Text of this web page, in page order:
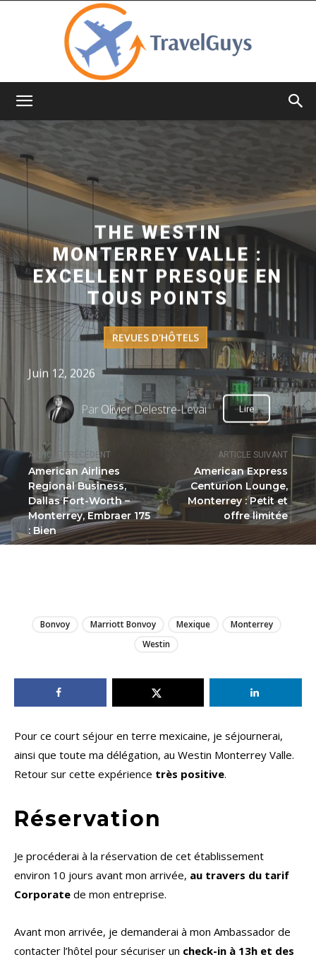
ARTICLE PRÉCÉDENT
American Airlines
Regional Business,
Dallas Fort-Worth –
Monterrey, Embraer 175
: Bien
ARTICLE SUIVANT
American Express
Centurion Lounge,
Monterrey : Petit et
offre limitée
THE WESTIN
MONTERREY VALLE :
EXCELLENT PRESQUE EN
TOUS POINTS
REVUES D'HÔTELS
Juin 12, 2026
ParOlivier Delestre-Levai Lire
Bonvoy Marriott Bonvoy Mexique
Monterrey
Westin
Pour ce court séjour en terre mexicaine, je séjournerai,
ainsi que toute ma délégation, au Westin Monterrey Valle.
Retour sur cette expérience très positive.
Réservation
Je procéderai à la réservation de cet établissement
environ 10 jours avant mon arrivée, au travers du tarif
Corporate de mon entreprise.
Avant mon arrivée, je demanderai à mon Ambassador de
contacter l’hôtel pour sécuriser un check-in à 13h et des